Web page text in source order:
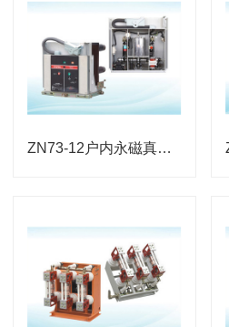
ZN73-12户内永磁真空断路器